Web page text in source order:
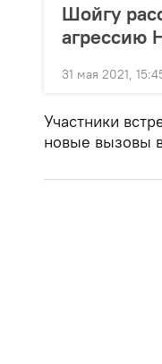
Шойгу
агрессию
31 мая 2021,
Участники
новые вызовы